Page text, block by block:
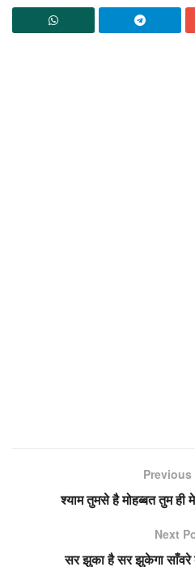
Previous
श्याम तुमसे है मोहब्बत तुम ही
Next
सर झुका है सर झुकेगा साँवरे